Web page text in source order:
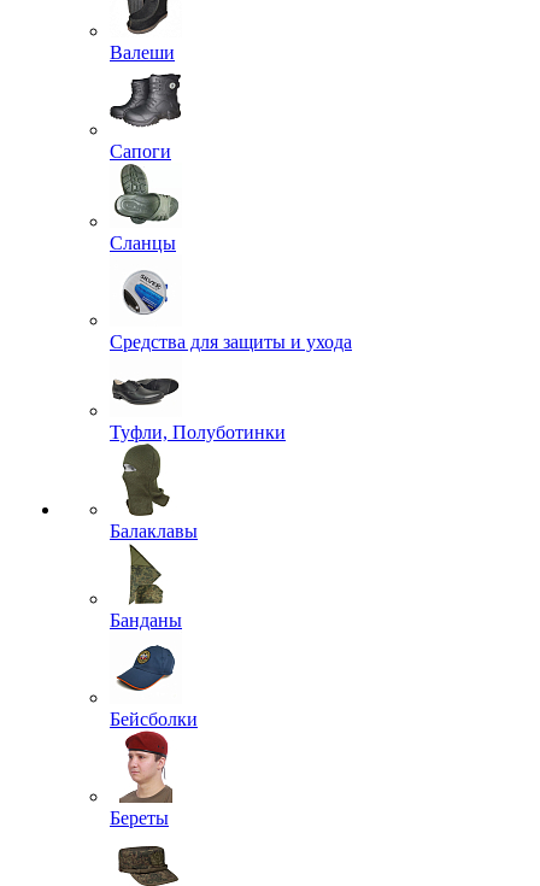
Валеши
Сапоги
Сланцы
Средства для защиты и ухода
Туфли, Полуботинки
Балаклавы
Банданы
Бейсболки
Береты